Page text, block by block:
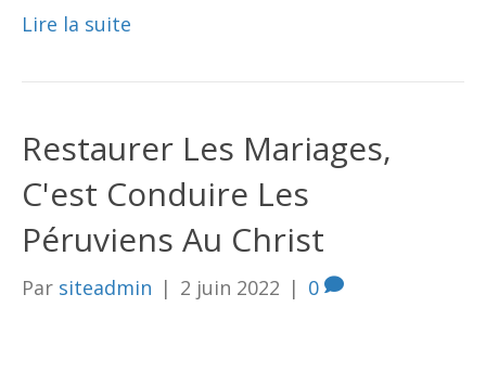
Lire la suite
Restaurer Les Mariages,
C'est Conduire Les
Péruviens Au Christ
Par siteadmin | 2 juin 2022 | 0